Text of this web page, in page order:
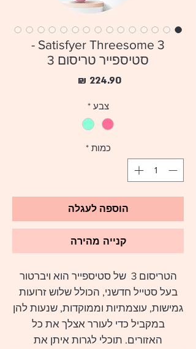
Satisfyer Threesome 3 -
סטיספייר טריסום 3
צבע *
כמות *
הוספה לעגלה
קנייה מהירה
הטריסום 3 של סטיספייר הוא
ויברטור
בעל סטייל חדשני, הכולל שלוש זרועות
גמישות, עוצמתיות וממוקדות, שנעות להן
במקביל כדי לעורר אצלך את כל
האזורים. תוכלי לגרות איתן את